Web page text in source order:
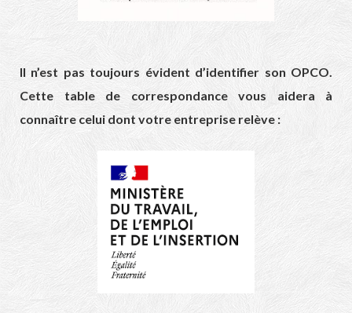
Il n’est pas toujours évident d’identifier son OPCO.
Cette table de correspondance vous aidera à
connaître celui dont votre entreprise relève :